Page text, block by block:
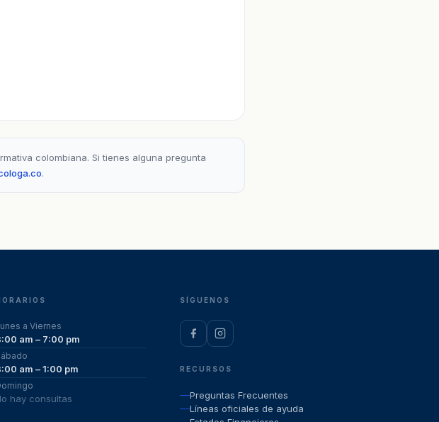
colombiana. Si tienes alguna pregunta
.
a Viernes
am – 7:00 pm
am – 1:00 pm
hay consultas
SÍGUENOS
RECURSOS
Preguntas Frecuentes
Líneas oficiales de ayuda